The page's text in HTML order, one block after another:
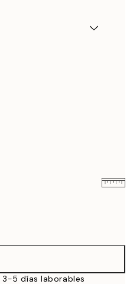
43,45 €
59,95 €
3-5 días laborables